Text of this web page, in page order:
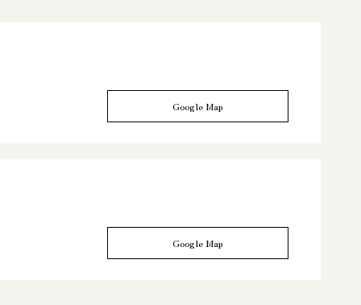
Google Map
Google Map